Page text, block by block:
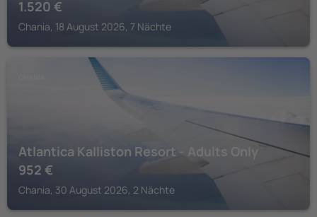
1.520 €
Chania, 18 August 2026, 7 Nächte
Atlantica Kalliston Resort - Adults Only
952 €
Chania, 30 August 2026, 2 Nächte